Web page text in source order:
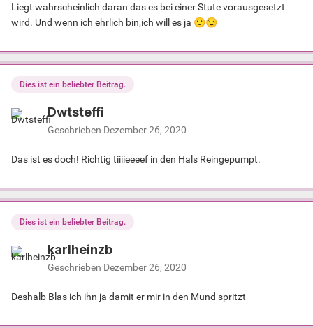
Liegt wahrscheinlich daran das es bei einer Stute vorausgesetzt
wird. Und wenn ich ehrlich bin,ich will es ja 🙂😉
Dies ist ein beliebter Beitrag.
Dwtsteffi
Geschrieben Dezember 26, 2020
Das ist es doch! Richtig tiiiieeeef in den Hals Reingepumpt.
Dies ist ein beliebter Beitrag.
karlheinzb
Geschrieben Dezember 26, 2020
Deshalb Blas ich ihn ja damit er mir in den Mund spritzt